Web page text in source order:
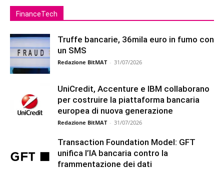
FinanceTech
Truffe bancarie, 36mila euro in fumo con
un SMS
Redazione BitMAT - 31/07/2026
UniCredit, Accenture e IBM collaborano
per costruire la piattaforma bancaria
europea di nuova generazione
Redazione BitMAT - 31/07/2026
Transaction Foundation Model: GFT
unifica l’IA bancaria contro la
frammentazione dei dati